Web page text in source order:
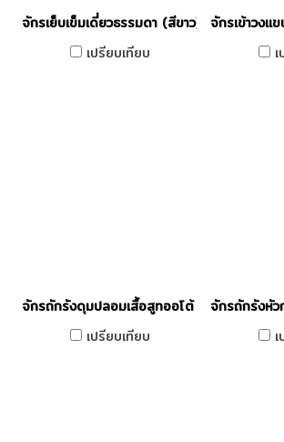
จักรเย็บเข็มเดี่ยวธรรมดา (สีขาว) ASWIN รุ่น
เปรียบเทียบ
จักรเข้าวงแ
จักรถักรังดุมปลอมเสื้อสูทออโต้ ASWIN รุ่น
เปรียบเทียบ
จักรถักรังหั